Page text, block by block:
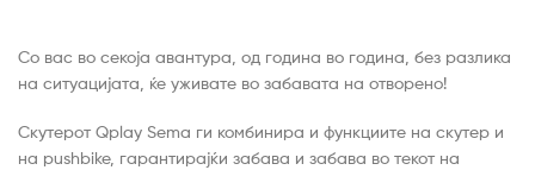
Со вас во секоја авантура, од година во година, без разлика
на ситуацијата, ќе уживате во забавата на отворено!
Скутерот Qplay Sema ги комбинира и функциите на скутер и
на pushbike, гарантирајќи забава и забава во текот на